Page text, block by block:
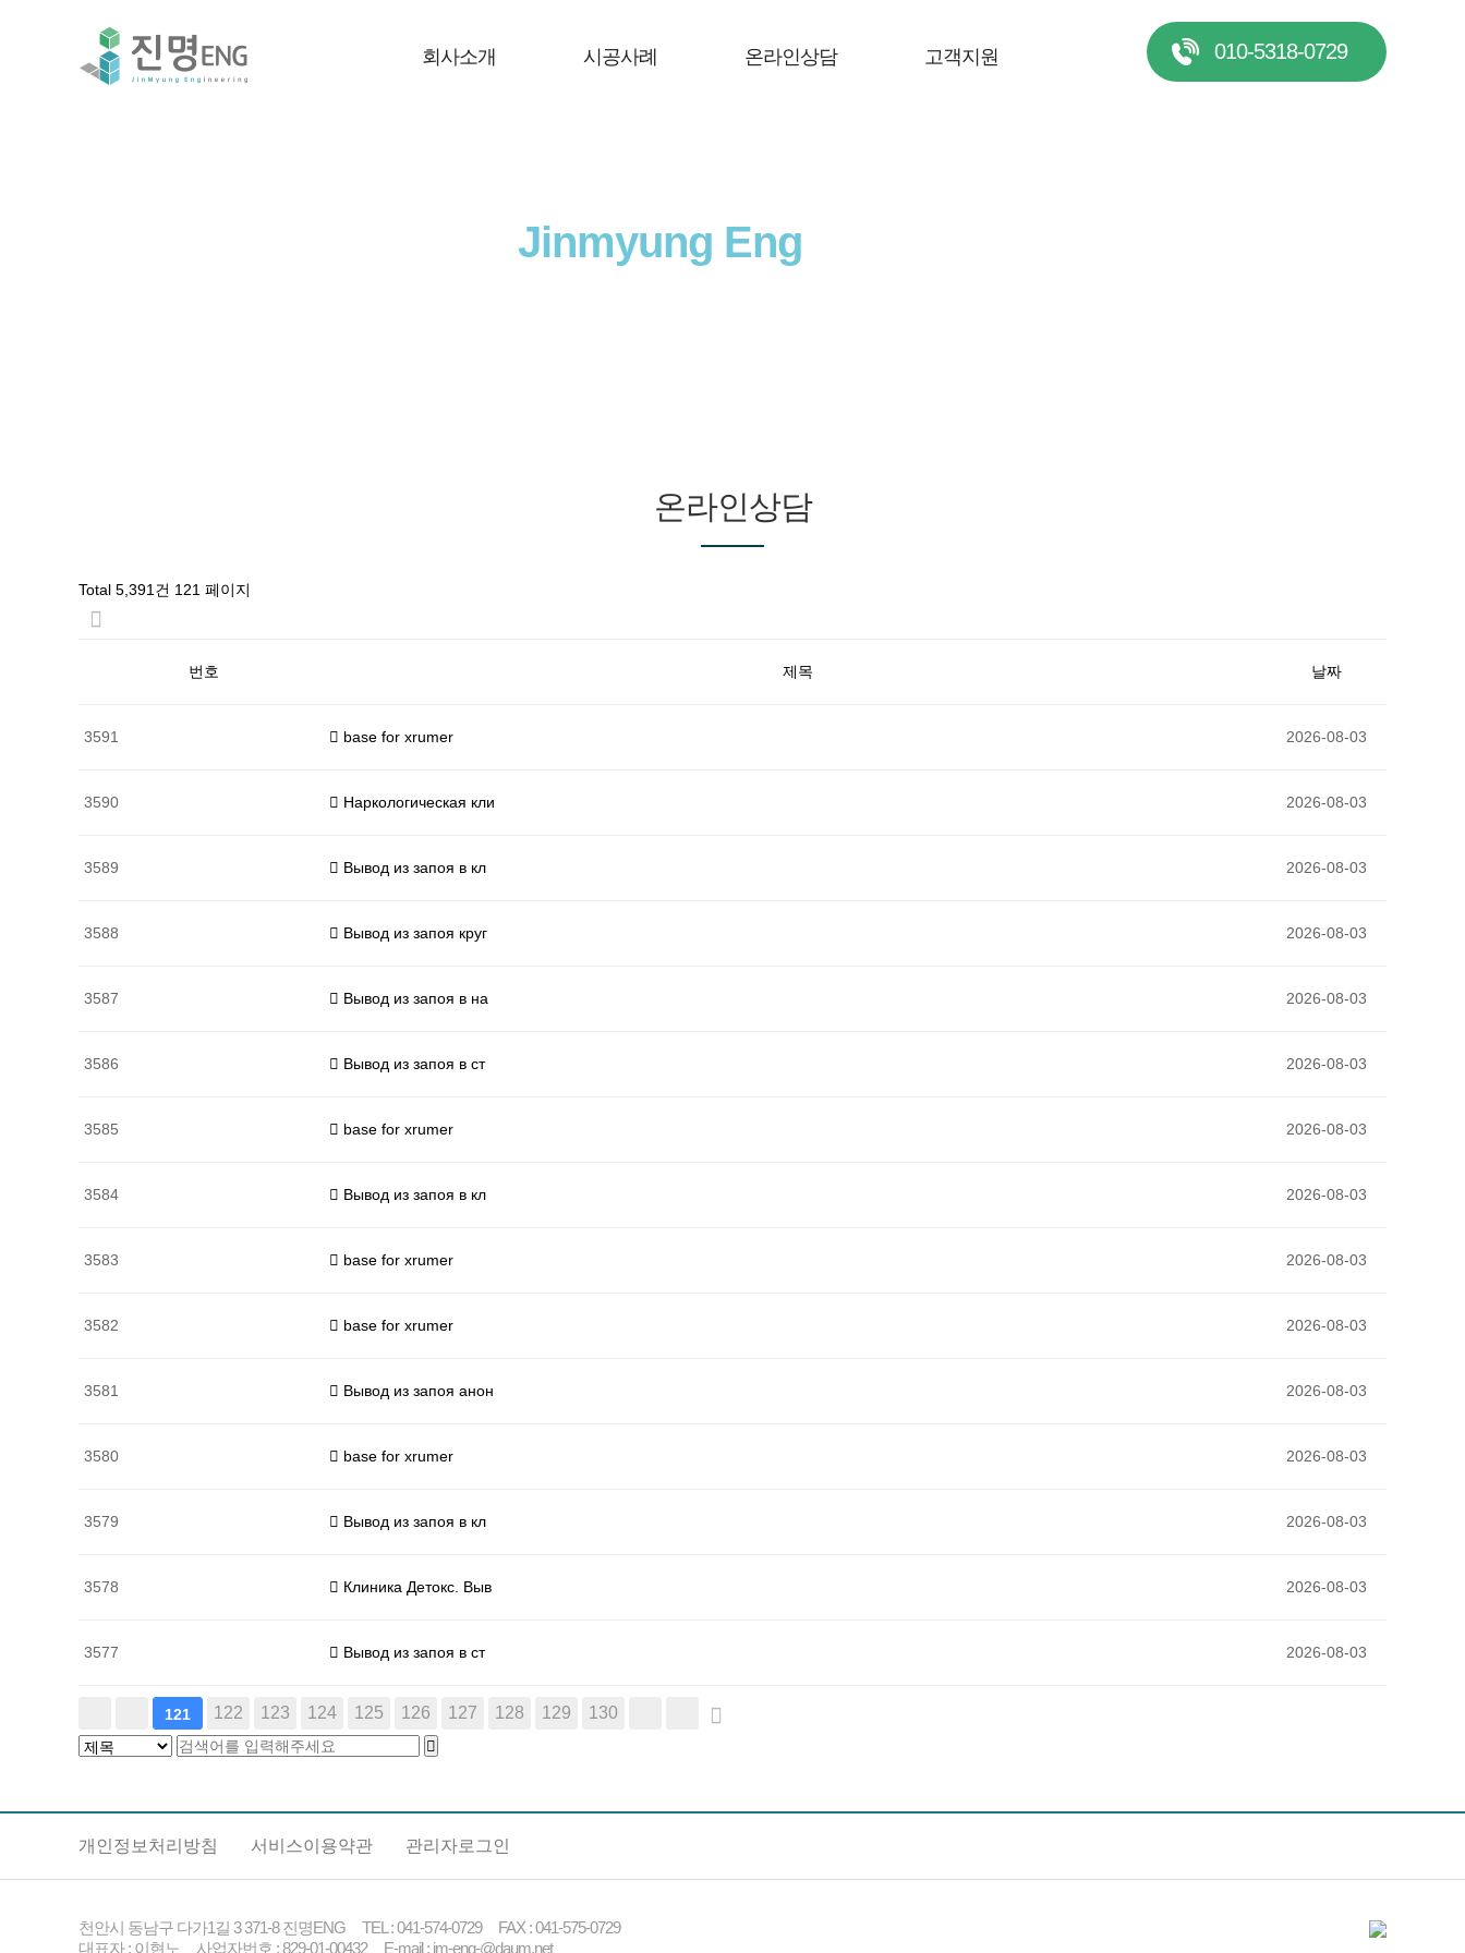
회사소개 시공사례 온라인상담 고객지원 010-5318-0729
Jinmyung Eng
온라인상담
Total 5,391건 121 페이지
번호 제목 날짜
3591 base for xrumer 2026-08-03
3590 Наркологическая кли 2026-08-03
3589 Вывод из запоя в кл 2026-08-03
3588 Вывод из запоя круг 2026-08-03
3587 Вывод из запоя в на 2026-08-03
3586 Вывод из запоя в ст 2026-08-03
3585 base for xrumer 2026-08-03
3584 Вывод из запоя в кл 2026-08-03
3583 base for xrumer 2026-08-03
3582 base for xrumer 2026-08-03
3581 Вывод из запоя анон 2026-08-03
3580 base for xrumer 2026-08-03
3579 Вывод из запоя в кл 2026-08-03
3578 Клиника Детокс. Выв 2026-08-03
3577 Вывод из запоя в ст 2026-08-03
121 122 123 124 125 126 127 128 129 130
개인정보처리방침 서비스이용약관 관리자로그인
천안시 동남구 다가1길 3 371-8 진명ENG TEL : 041-574-0729 FAX : 041-575-0729
대표자 : 이현노 사업자번호 : 829-01-00432 E-mail : jm-eng-@daum.net